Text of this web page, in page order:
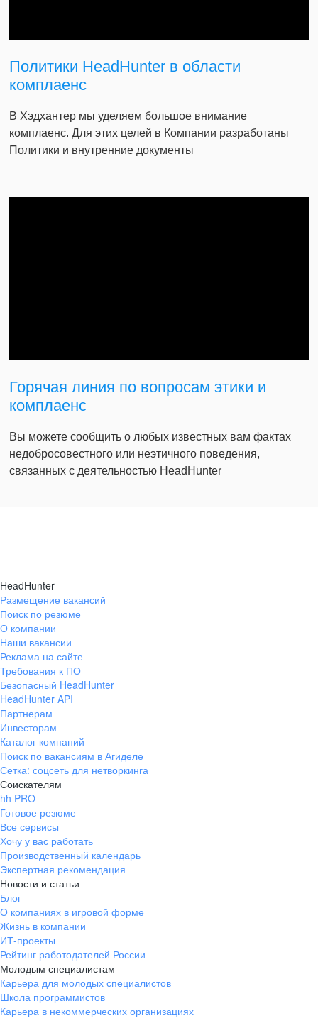
Политики HeadHunter в области
комплаенс
В Хэдхантер мы уделяем большое внимание
комплаенс. Для этих целей в Компании разработаны
Политики и внутренние документы
Горячая линия по вопросам этики и
комплаенс
Вы можете сообщить о любых известных вам фактах
недобросовестного или неэтичного поведения,
связанных с деятельностью HeadHunter
HeadHunter
Размещение вакансий
Поиск по резюме
О компании
Наши вакансии
Реклама на сайте
Требования к ПО
Безопасный HeadHunter
HeadHunter API
Партнерам
Инвесторам
Каталог компаний
Поиск по вакансиям в Агиделе
Сетка: соцсеть для нетворкинга
Соискателям
hh PRO
Готовое резюме
Все сервисы
Хочу у вас работать
Производственный календарь
Экспертная рекомендация
Новости и статьи
Блог
О компаниях в игровой форме
Жизнь в компании
ИТ-проекты
Рейтинг работодателей России
Молодым специалистам
Карьера для молодых специалистов
Школа программистов
Карьера в некоммерческих организациях